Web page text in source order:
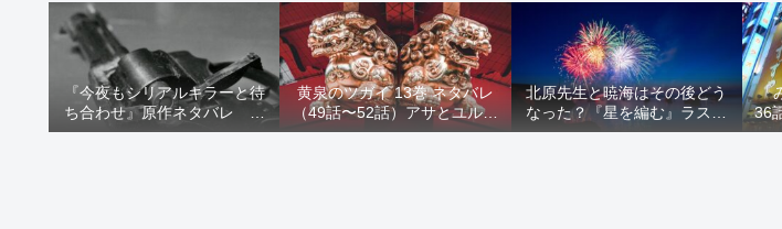
『今夜もシリアルキラーと待
ち合わせ』原作ネタバレ 断
髪オブジェ殺人事件 犯人の
黄泉のツガイ 13巻 ネタバレ
（49話〜52話）アサとユルが
家出！西ノ村の真実とヒカル
北原先生と暁海はその後どう
なった？『星を編む』ラスト
をネタバレ解説
『
36
ら